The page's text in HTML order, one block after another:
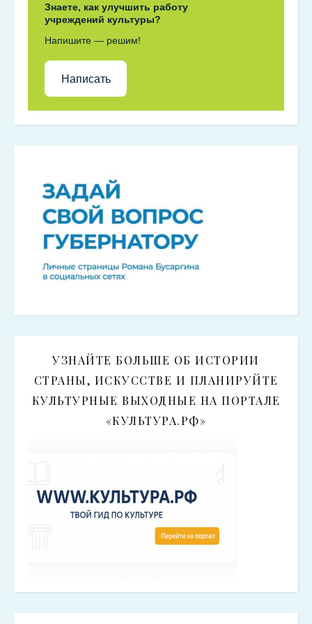
Знаете, как улучшить работу
учреждений культуры?
Напишите — решим!
Написать
УЗНАЙТЕ БОЛЬШЕ ОБ ИСТОРИИ
СТРАНЫ, ИСКУССТВЕ И ПЛАНИРУЙТЕ
КУЛЬТУРНЫЕ ВЫХОДНЫЕ НА ПОРТАЛЕ
«КУЛЬТУРА.РФ»